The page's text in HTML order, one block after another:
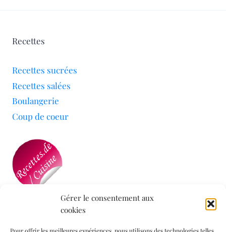
Gérer le consentement aux
cookies
Recettes
Recettes sucrées
Recettes salées
Boulangerie
Coup de coeur
Mon blog a été sélectionné par le site